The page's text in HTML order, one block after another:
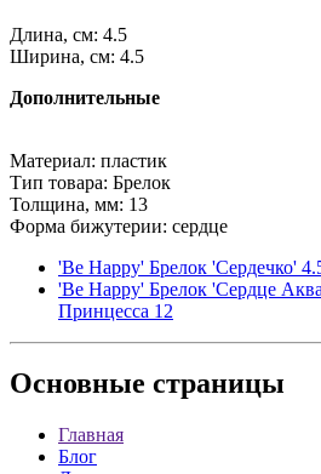
Длина, см: 4.5
Ширина, см: 4.5
Дополнительные
Материал: пластик
Тип товара: Брелок
Толщина, мм: 13
Форма бижутерии: сердце
'Be Happy' Брелок 'Сердечко'
'Be Happy' Брелок 'Сердце
Принцесса 12
Основные страницы
Главная
Блог